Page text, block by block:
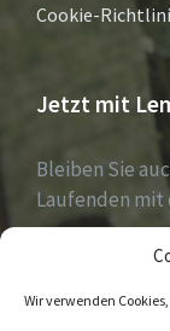
Wir verwenden
Cookie-
Jetzt mit
Bleiben Sie
Laufenden mit
Jetzt laden